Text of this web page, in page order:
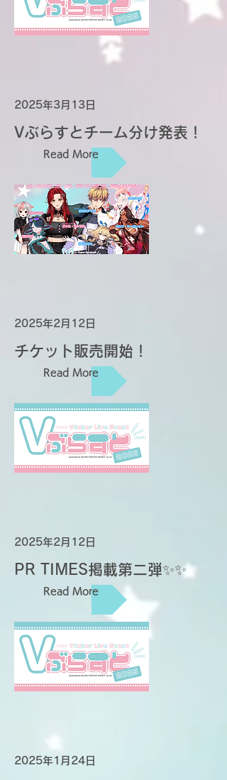
2025年3月13日
Vぶらすとチーム分け発表！
Read More
2025年2月12日
チケット販売開始！
Read More
2025年2月12日
PR TIMES掲載第二弾✨✨
Read More
2025年1月24日